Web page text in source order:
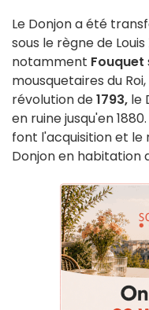
Le Donjon a été
sous le règne de
notamment Fouquet
mousquetaires du
révolution de1793, le
en ruine jusqu'en
font l'acquisition et
Donjon en habitation